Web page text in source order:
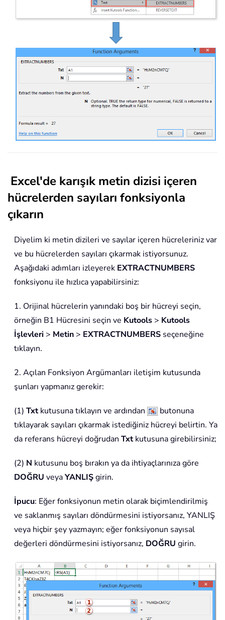
Excel'de karışık metin dizisi içeren
hücrelerden sayıları fonksiyonla
çıkarın
Diyelim ki metin dizileri ve sayılar içeren hücreleriniz var
ve bu hücrelerden sayıları çıkarmak istiyorsunuz.
Aşağıdaki adımları izleyerek EXTRACTNUMBERS
fonksiyonu ile hızlıca yapabilirsiniz:
1. Orijinal hücrelerin yanındaki boş bir hücreyi seçin,
örneğin B1 Hücresini seçin ve Kutools > Kutools
İşlevleri > Metin > EXTRACTNUMBERS seçeneğine
tıklayın.
2. Açılan Fonksiyon Argümanları iletişim kutusunda
şunları yapmanız gerekir:
(1) Txtkutusuna tıklayın ve ardından
butonuna
tıklayarak sayıları çıkarmak istediğiniz hücreyi belirtin. Ya
da referans hücreyi doğrudan Txtkutusuna girebilirsiniz;
(2) N kutusunu boş bırakın ya da ihtiyaçlarınıza göre
DOĞRU veyaYANLIŞgirin.
İpucu: Eğer fonksiyonun metin olarak biçimlendirilmiş
ve saklanmış sayıları döndürmesini istiyorsanız, YANLIŞ
veya hiçbir şey yazmayın; eğer fonksiyonun sayısal
değerleri döndürmesini istiyorsanız, DOĞRU girin.